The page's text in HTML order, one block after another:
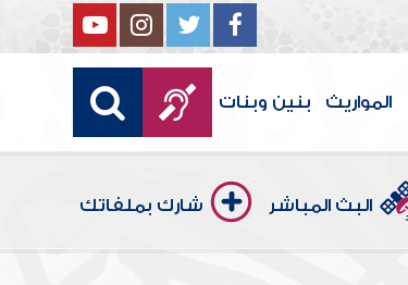
المواريث بنين وبنات
البث المباشر شارك بملفاتك